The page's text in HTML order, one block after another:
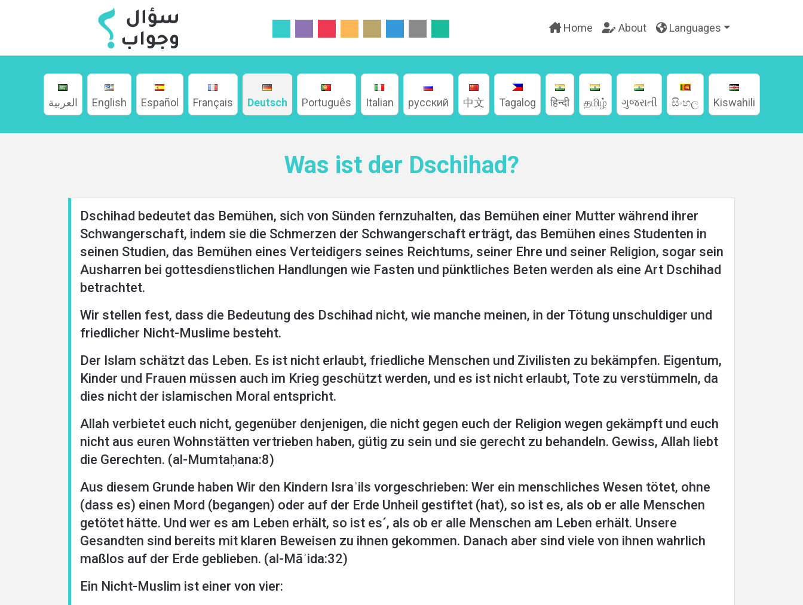
Home About Languages
العربية English Español Français Deutsch Português Italian русский 中文 Tagalog हिन्दी தமிழ் ગુજરાતી සිංහල Kiswahili
Was ist der Dschihad?
Dschihad bedeutet das Bemühen, sich von Sünden fernzuhalten, das Bemühen einer Mutter während ihrer
Schwangerschaft, indem sie die Schmerzen der Schwangerschaft erträgt, das Bemühen eines Studenten in
seinen Studien, das Bemühen eines Verteidigers seines Reichtums, seiner Ehre und seiner Religion, sogar sein
Ausharren bei gottesdienstlichen Handlungen wie Fasten und pünktliches Beten werden als eine Art Dschihad
betrachtet.
Wir stellen fest, dass die Bedeutung des Dschihad nicht, wie manche meinen, in der Tötung unschuldiger und
friedlicher Nicht-Muslime besteht.
Der Islam schätzt das Leben. Es ist nicht erlaubt, friedliche Menschen und Zivilisten zu bekämpfen. Eigentum,
Kinder und Frauen müssen auch im Krieg geschützt werden, und es ist nicht erlaubt, Tote zu verstümmeln, da
dies nicht der islamischen Moral entspricht.
Allah verbietet euch nicht, gegenüber denjenigen, die nicht gegen euch der Religion wegen gekämpft und euch
nicht aus euren Wohnstätten vertrieben haben, gütig zu sein und sie gerecht zu behandeln. Gewiss, Allah liebt
die Gerechten. (al-Mumtaḥana:8)
Aus diesem Grunde haben Wir den Kindern Israʾils vorgeschrieben: Wer ein menschliches Wesen tötet, ohne
(dass es) einen Mord (begangen) oder auf der Erde Unheil gestiftet (hat), so ist es, als ob er alle Menschen
getötet hätte. Und wer es am Leben erhält, so ist es´, als ob er alle Menschen am Leben erhält. Unsere
Gesandten sind bereits mit klaren Beweisen zu ihnen gekommen. Danach aber sind viele von ihnen wahrlich
maßlos auf der Erde geblieben. (al-Māʾida:32)
Ein Nicht-Muslim ist einer von vier: